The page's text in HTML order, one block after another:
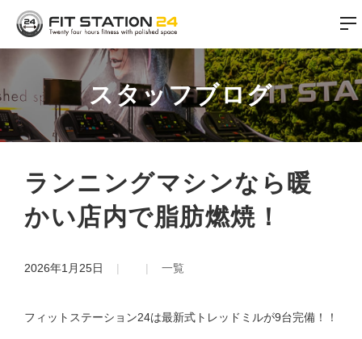
スタッフブログ
ランニングマシンなら暖
かい店内で脂肪燃焼！
2026年1月25日 一覧
フィットステーション24は最新式トレッドミルが9台完備！！